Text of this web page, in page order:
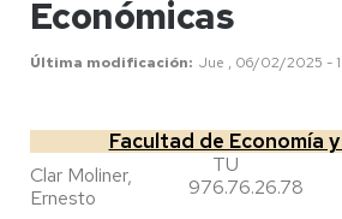
Económicas
Última modificación Jue , 06/02/2025 -
Facultad de Economía
Clar Moliner,
Ernesto
TU
976.76.26.78